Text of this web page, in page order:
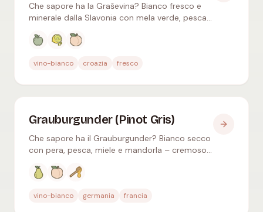
Che sapore ha la Graševina? Bianco fresco e
minerale dalla Slavonia con mela verde, pesca
Aromi tipici
vino-bianco croazia fresco
Grauburgunder (Pinot Gris)
Che sapore ha il Grauburgunder? Bianco secco
con pera, pesca, miele e mandorla – cremoso
Grigio. Ideale con carni bianche.
Aromi tipici
vino-bianco germania francia